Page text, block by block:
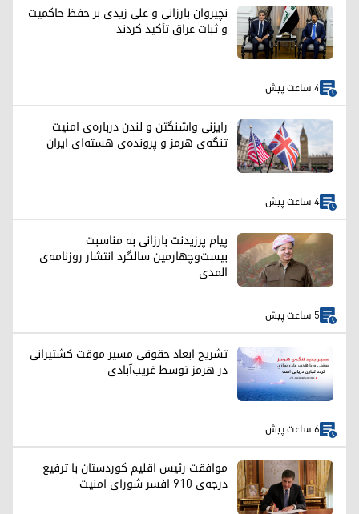
نچیروان بارزانی و علی زیدی بر حفظ حاکمیت
و ثبات عراق تأکید کردند
4 ساعت پیش
رایزنی واشنگتن و لندن درباره‌ی امنیت
تنگه‌ی هرمز و پرونده‌ی هسته‌ای ایران
4 ساعت پیش
پیام پرزیدنت بارزانی به مناسبت
بیست‌وچهارمین سالگرد انتشار روزنامه‌ی
المدی
5 ساعت پیش
تشریح ابعاد حقوقی مسیر موقت کشتیرانی
در هرمز توسط غریب‌آبادی
6 ساعت پیش
موافقت رئیس اقلیم کوردستان با ترفیع
درجه‌ی ۹۱۰ افسر شورای امنیت